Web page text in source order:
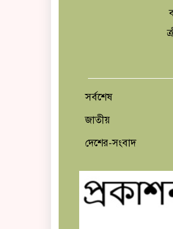
সর্বশেষ
জাতীয়
দেশের-সংবাদ